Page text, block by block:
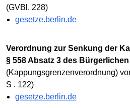
(GVBl. 228)
gesetze.berlin.de
Verordnung zur Senkung der
§ 558 Absatz 3 des
(Kappungsgrenzenverordnung)
S . 122)
gesetze.berlin.de